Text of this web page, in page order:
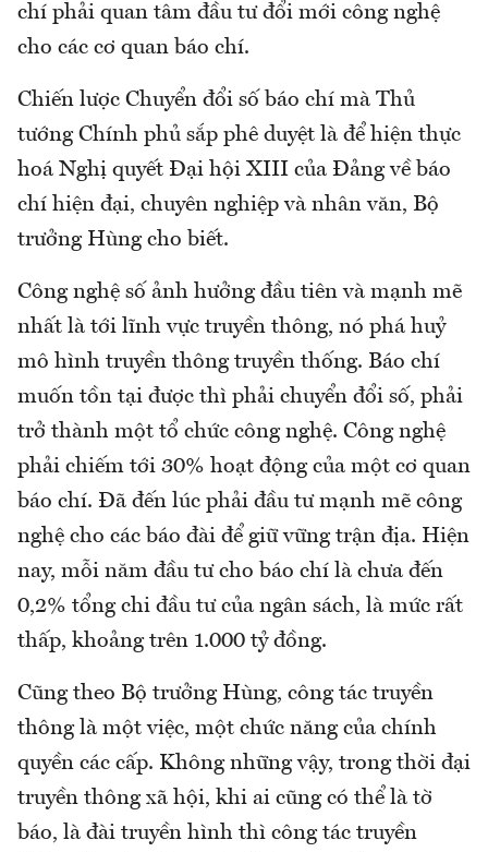
chí phải quan tâm đầu tư đổi mới công nghệ
cho các cơ quan báo chí.
Chiến lược Chuyển đổi số báo chí mà Thủ
tướng Chính phủ sắp phê duyệt là để hiện thực
hoá Nghị quyết Đại hội XIII của Đảng về báo
chí hiện đại, chuyên nghiệp và nhân văn, Bộ
trưởng Hùng cho biết.
Công nghệ số ảnh hưởng đầu tiên và mạnh mẽ
nhất là tới lĩnh vực truyền thông, nó phá huỷ
mô hình truyền thông truyền thống. Báo chí
muốn tồn tại được thì phải chuyển đổi số, phải
trở thành một tổ chức công nghệ. Công nghệ
phải chiếm tới 30% hoạt động của một cơ quan
báo chí. Đã đến lúc phải đầu tư mạnh mẽ công
nghệ cho các báo đài để giữ vững trận địa. Hiện
nay, mỗi năm đầu tư cho báo chí là chưa đến
0,2% tổng chi đầu tư của ngân sách, là mức rất
thấp, khoảng trên 1.000 tỷ đồng.
Cũng theo Bộ trưởng Hùng, công tác truyền
thông là một việc, một chức năng của chính
quyền các cấp. Không những vậy, trong thời đại
truyền thông xã hội, khi ai cũng có thể là tờ
báo, là đài truyền hình thì công tác truyền